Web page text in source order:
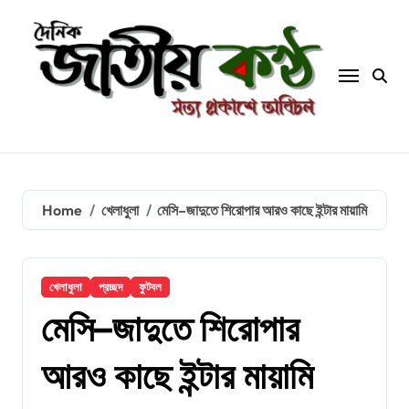
content
Home খেলাধুলা মেসি–জাদুতে শিরোপার আরও কাছে ইন্টার মায়ামি
খেলাধুলা প্রচ্ছদ ফুটবল
মেসি–জাদুতে শিরোপার
আরও কাছে ইন্টার মায়ামি